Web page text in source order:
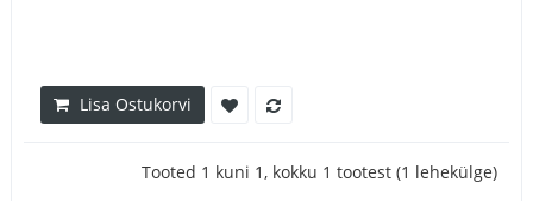
Lisa Ostukorvi
Tooted 1 kuni 1, kokku 1 tootest (1 lehekülge)